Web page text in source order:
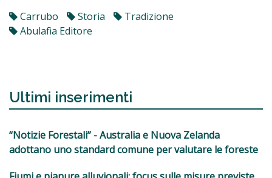
Carrubo Storia
Tradizione
Abulafia Editore
Ultimi inserimenti
“Notizie Forestali” - Australia e Nuova Zelanda
adottano uno standard comune per valutare le foreste